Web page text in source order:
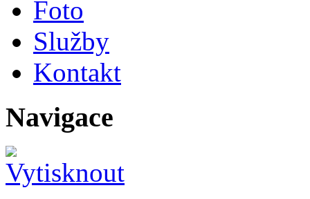
Foto
Služby
Kontakt
Navigace